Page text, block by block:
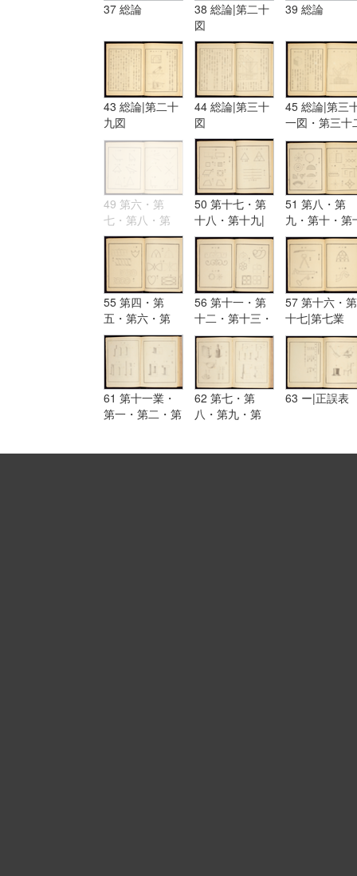
37 総論
38 総論|第二十
図
39 総論
43 総論|第二十
九図
44 総論|第三十
図
45 総論|第三
一図・第三十
図
49 第六・第
七・第八・第
九・第十・第十
一・第十二・第
十三・第十四・
第十五・第十六
50 第十七・第
十八・第十九|
第二業・第一・
第二・第三・第
四・第五・第
六・第七
51 第八・第
九・第十・第
一・第十二|第
三業・第一・
二・第三・第
四・第五・第
六・第七・第
55 第四・第
五・第六・第
七・第八・第
九・第十
56 第十一・第
十二・第十三・
第十四・第十五
57 第十六・第
十七|第七業
61 第十一業・
第一・第二・第
62 第七・第
八・第九・第
63 ー|正誤表